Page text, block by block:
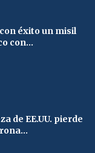
éxito un misil
con...
de EE.UU. pierde